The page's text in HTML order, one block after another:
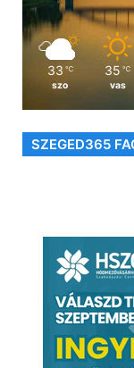
33 ℃
szo
35 ℃
vas
SZEGED365